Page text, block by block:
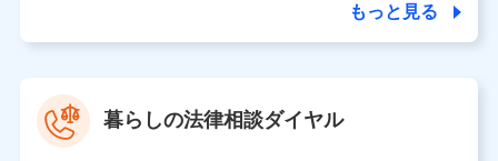
氏名、電話番号、メールアドレス、お客さまの識別子、属
性、連絡先、dポイントサービスのご利用に関する情報。例
として、dポイントカード番号、性別、年齢、家族構成、住
もっと見る
暮らしの法律相談ダイヤル